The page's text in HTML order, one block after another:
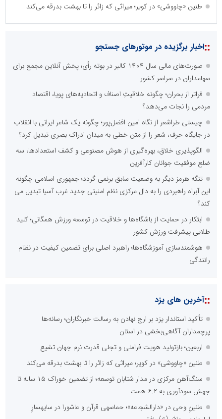
طنین «چاووشی» در کویر؛ میراثی که زائر را تا بهشت بدرقه می‌کند
::اخبار برگزیده در موتورهای جستجو
صورت‌های مالی سال ۱۴۰۴ کالبر در بوته رأی؛ پخش آنلاین مجمع برای
سهامداران در سراسر کشور
فراتر از بحران؛ چگونه خلاقیتِ اصناف و اتحادیه‌های پویا، اقتصاد
مردمی را نجات می‌دهد؟
چیستی طراشعر از نگاه امین افضل‌پور؛ چگونه یک شاعر ایرانی با انقلاب
در جایگاه حرف، شعر را از متن خطی به میدان ادراک بصری تبدیل کرد؟
الگوپذیری خلاق، بهره‌گیری از هوش مصنوعی و کشف استعدادها، سه
ضلع موفقیت جوانان کارآفرین
تنگه هرمز دیگر به وضعیت سابق برنمی گردد؛ جمهوری اسلامی چگونه
این آبراه راهبردی را به دال مرکزی نظم امنیتی جدید غرب آسیا تبدیل می
کند؟
ابتکار در حمایت از باشگاه‌ها و خلاقیت در توسعه ورزش همگانی؛ کلید
طلایی پیشرفت ورزش کشور
هوشمندسازی آموزشگاه‌ها؛ راهبرد اصلی برای تضمین کیفیت در نظام
رانندگی
::آخرین های یزد
تأکید استاندار یزد بر ارج نهادن به رسالت خبرنگاران؛ رسانه‌ها
پرچمداران آگاهی‌بخشی در استان
اربعین؛ بازتولید هویت فراملی و تجلی قدرت نرم جهان تشیع
طنین «چاووشی» در کویر؛ میراثی که زائر را تا بهشت بدرقه می‌کند
سنگ‌آهن مرکزی در مدار شتابان توسعه؛ از تضمین خوراک ۱۵ ساله تا
جهش سودآوری به ۶.۲ همت
طنینِ وحی در «دارالشجاعه»؛ حماسهی قرآن و عاشورا در سایهسارِ